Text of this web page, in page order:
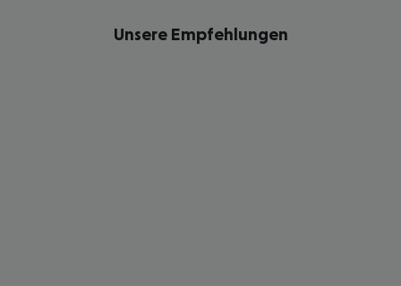
Unsere Empfehlungen